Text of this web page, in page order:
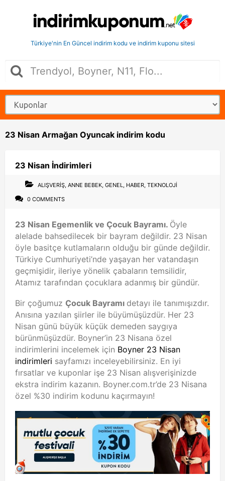
Türkiye'nin En Güncel indirim kodu ve indirim kuponu sitesi
23 Nisan Armağan Oyuncak indirim kodu
23 Nisan İndirimleri
ALIŞVERIŞ, ANNE BEBEK, GENEL, HABER, TEKNOLOJI
0 COMMENTS
23 Nisan Egemenlik ve Çocuk Bayramı. Öyle
alelade bahsedilecek bir bayram değildir. 23 Nisan
öyle basitçe kutlamaların olduğu bir günde değildir.
Türkiye Cumhuriyeti’nde yaşayan her vatandaşın
geçmişidir, ileriye yönelik çabaların temsilidir,
Atamız tarafından çocuklara adanmış bir gündür.
Bir çoğumuz Çocuk Bayramı detayı ile tanımışızdır.
Anısına yazılan şiirler ile büyümüşüzdür. Her 23
Nisan günü büyük küçük demeden saygıya
bürünmüşüzdür. Boyner’in 23 Nisana özel
indirimlerini incelemek için Boyner 23 Nisan
indirimleri sayfamızı inceleyebilirsiniz. En iyi
fırsatlar ve kuponlar işe 23 Nisan alışverişinizde
ekstra indirim kazanın. Boyner.com.tr’de 23 Nisana
özel %30 indirim kodunu kaçırmayın!